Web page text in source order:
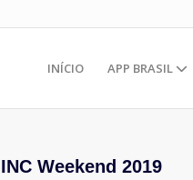
INÍCIO APP BRASIL
INC Weekend 2019